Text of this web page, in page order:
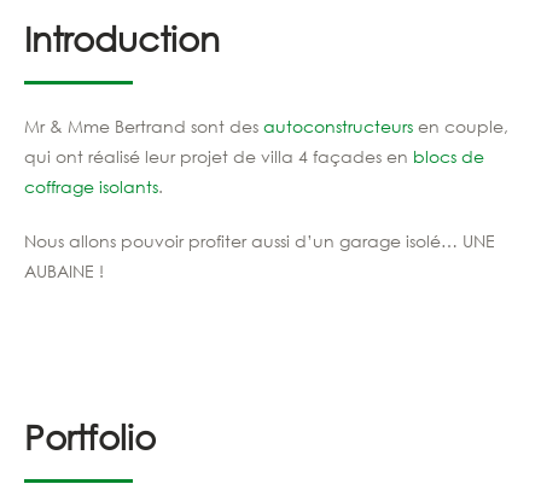
Introduction
Mr & Mme Bertrand sont des autoconstructeurs en couple,
qui ont réalisé leur projet de villa 4 façades en blocs de
coffrage isolants.
Nous allons pouvoir profiter aussi d’un garage isolé… UNE
AUBAINE !
Portfolio